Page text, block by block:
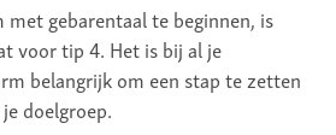
met gebarentaal te beginnen, is
voor tip 4. Het is bij al je
belangrijk om een stap te zetten
doelgroep.